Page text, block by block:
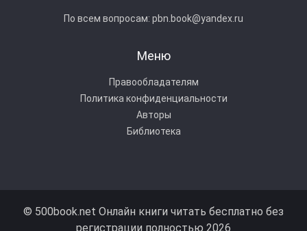
По всем вопросам: pbn.book@yandex.ru
Меню
Правообладателям
Политика конфиденциальности
Авторы
Библиотека
© 500book.net Онлайн книги читать бесплатно без
регистрации полностью 2026